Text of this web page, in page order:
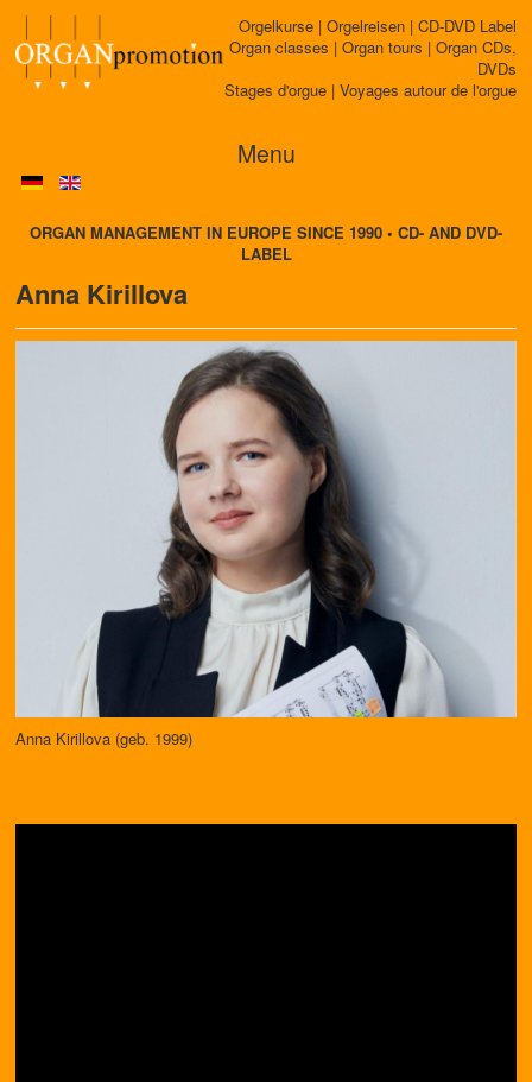
Orgelkurse | Orgelreisen | CD-DVD Label
Organ classes | Organ tours | Organ CDs,
DVDs
Stages d'orgue | Voyages autour de l'orgue
Menu
ORGAN MANAGEMENT IN EUROPE SINCE 1990 • CD- AND DVD-
LABEL
Anna Kirillova
Anna Kirillova (geb. 1999)